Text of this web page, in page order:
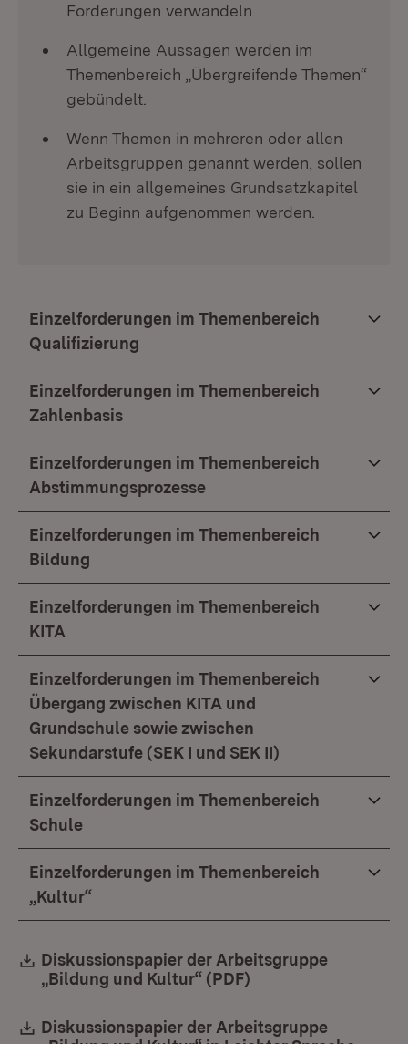
Forderungen verwandeln
Allgemeine Aussagen werden im
Themenbereich „Übergreifende Themen“
gebündelt.
Wenn Themen in mehreren oder allen
Arbeitsgruppen genannt werden, sollen
sie in ein allgemeines Grundsatzkapitel
zu Beginn aufgenommen werden.
Einzelforderungen im Themenbereich
Qualifizierung
Einzelforderungen im Themenbereich
Zahlenbasis
Einzelforderungen im Themenbereich
Abstimmungsprozesse
Einzelforderungen im Themenbereich
Bildung
Einzelforderungen im Themenbereich
KITA
Einzelforderungen im Themenbereich
Übergang zwischen KITA und
Grundschule sowie zwischen
Sekundarstufe (SEK I und SEK II)
Einzelforderungen im Themenbereich
Schule
Einzelforderungen im Themenbereich
„Kultur“
Download:
Diskussionspapier der Arbeitsgruppe
„Bildung und Kultur“ (PDF)
Download:
Diskussionspapier der Arbeitsgruppe